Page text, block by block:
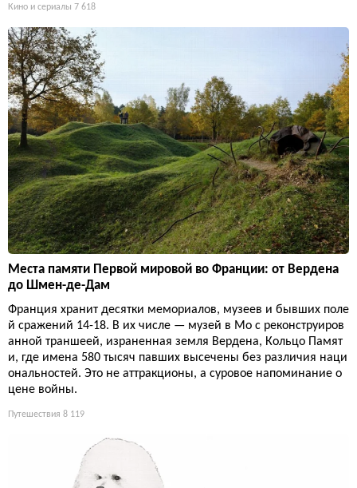
Кино и сериалы 7 618
Места памяти Первой мировой во Франции: от Вердена
до Шмен-де-Дам
Франция хранит десятки мемориалов, музеев и бывших поле
й сражений 14-18. В их числе — музей в Мо с реконструиров
анной траншеей, израненная земля Вердена, Кольцо Памят
и, где имена 580 тысяч павших высечены без различия наци
ональностей. Это не аттракционы, а суровое напоминание о
цене войны.
Путешествия 8 119